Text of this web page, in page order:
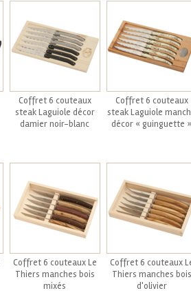
Coffret 6 couteaux
steak Laguiole décor
damier noir-blanc
Coffret 6 couteaux
steak Laguiole
décor « guinguette »
Coffret 6 couteaux Le
Thiers manches bois
mixés
Coffret 6 couteaux
Thiers manches bois
d'olivier